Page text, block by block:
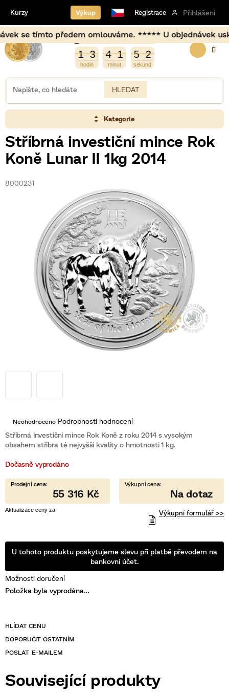
obsah
omlouváme. ***** U objednávek
Výkup Registrace Přihlášení
Kurzy
1
1 3
3 4
4 1
1 5
5 1
2
1
3
2
HLEDAT
Kategorie
Stříbrná investiční mince Rok
Koně Lunar II 1kg 2014
8000231
Dočasně vyprodáno
Možnosti doručení
Položka byla vyprodána…
Stříbrná investiční mince Rok Koně z roku 2014 s vysokým
obsahem stříbra té nejvyšší kvality o hmotnosti 1 kg.
POSLAT
Průměrné
produktu
je
0,0
5
Neohodnoceno Podrobnosti hodnocení
55 316 Kč
Výkupní formulář >>
U tohoto produktu poskytujeme slevu při platbě převodem na
bankovní účet.
Související produkty